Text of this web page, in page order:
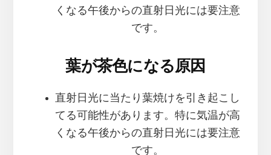
くなる午後からの直射日光には要注意
です。
葉が茶色になる原因
直射日光に当たり葉焼けを引き起こし
てる可能性があります。特に気温が高
くなる午後からの直射日光には要注意
です。